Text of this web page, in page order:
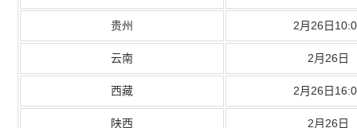
贵州 2月26日
云南 2月26日
西藏 2月26日
陕西 2月26日